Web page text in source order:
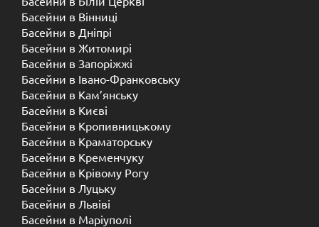
Басейни в Вінниці
Басейни в Дніпрі
Басейни в Житомирі
Басейни в Запоріжжі
Басейни в Івано-Франковську
Басейни в Кам’янську
Басейни в Києві
Басейни в Кропивницькому
Басейни в Краматорську
Басейни в Кременчуку
Басейни в Крівому Рогу
Басейни в Луцьку
Басейни в Львіві
Басейни в Маріуполі